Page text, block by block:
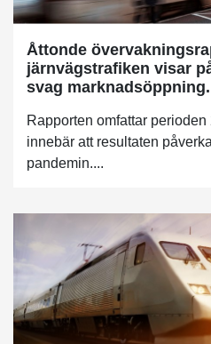
Åttonde
järnvägstrafiken visar
svag
Rapporten omfattar
innebär att resultaten
pandemin....